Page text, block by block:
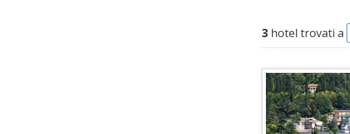
3 hotel trovati a